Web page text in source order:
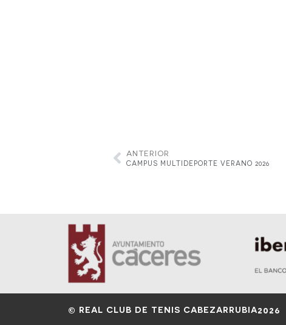
ANTERIOR
CAMPUS MULTIDEPORTE VERANO 2026
© REAL CLUB DE TENIS CABEZARRUBIA2026